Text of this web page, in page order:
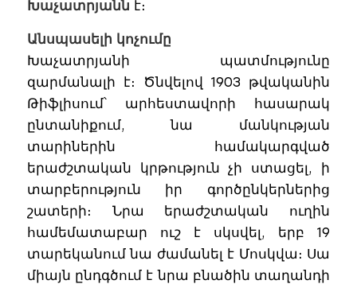
Խաչատրյանն է։
Անսպասելի կոչումը
Խաչատրյանի պատմությունը
զարմանալի է։ Ծնվելով 1903 թվականին
Թիֆլիսում՝ արհեստավորի հասարակ
ընտանիքում, նա մանկության
տարիներին համակարգված
երաժշտական կրթություն չի ստացել, ի
տարբերություն իր գործընկերներից
շատերի։ Նրա երաժշտական ուղին
համեմատաբար ուշ է սկսվել, երբ 19
տարեկանում նա ժամանել է Մոսկվա։ Սա
միայն ընդգծում է նրա բնածին տաղանդի